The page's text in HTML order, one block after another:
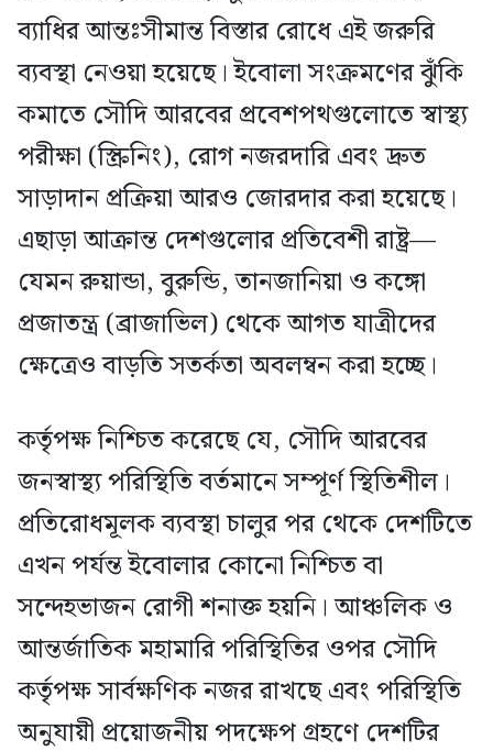
ব্যাধির আন্তঃসীমান্ত বিস্তার রোধে এই জরুরি
ব্যবস্থা নেওয়া হয়েছে। ইবোলা সংক্রমণের ঝুঁকি
কমাতে সৌদি আরবের প্রবেশপথগুলোতে স্বাস্থ্য
পরীক্ষা (স্ক্রিনিং), রোগ নজরদারি এবং দ্রুত
সাড়াদান প্রক্রিয়া আরও জোরদার করা হয়েছে।
এছাড়া আক্রান্ত দেশগুলোর প্রতিবেশী রাষ্ট্র—
যেমন রুয়ান্ডা, বুরুন্ডি, তানজানিয়া ও কঙ্গো
প্রজাতন্ত্র (ব্রাজাভিল) থেকে আগত যাত্রীদের
ক্ষেত্রেও বাড়তি সতর্কতা অবলম্বন করা হচ্ছে।
কর্তৃপক্ষ নিশ্চিত করেছে যে, সৌদি আরবের
জনস্বাস্থ্য পরিস্থিতি বর্তমানে সম্পূর্ণ স্থিতিশীল।
প্রতিরোধমূলক ব্যবস্থা চালুর পর থেকে দেশটিতে
এখন পর্যন্ত ইবোলার কোনো নিশ্চিত বা
সন্দেহভাজন রোগী শনাক্ত হয়নি। আঞ্চলিক ও
আন্তর্জাতিক মহামারি পরিস্থিতির ওপর সৌদি
কর্তৃপক্ষ সার্বক্ষণিক নজর রাখছে এবং পরিস্থিতি
অনুযায়ী প্রয়োজনীয় পদক্ষেপ গ্রহণে দেশটির